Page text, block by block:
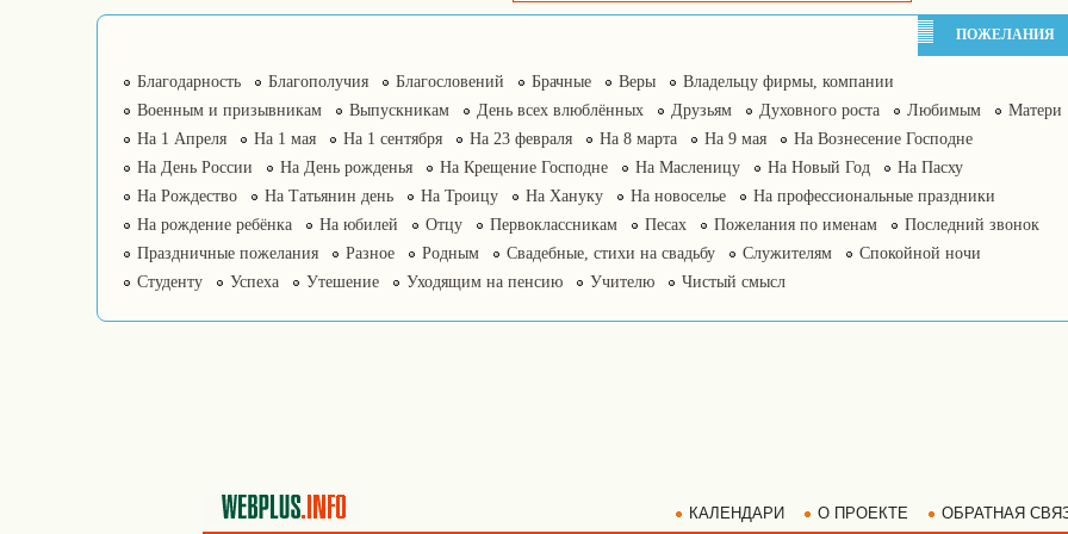
ПОЖЕЛАНИЯ
Благодарность Благополучия Благословений Брачные Веры
Владельцу фирмы, компании
Военным и призывникам
Выпускникам День всех влюблённых Друзьям Духовного роста Любимым
Матери
На 1 Апреля
На 1 мая На 1 сентября На 23 февраля На 8 марта На 9 мая
На Вознесение Господне
На День России
На День рожденья На Крещение Господне На Масленицу На Новый Год
На Пасху
На Рождество
На Татьянин день На Троицу На Хануку На новоселье
На профессиональные праздники
На рождение ребёнка
На юбилей Отцу Первоклассникам Песах Пожелания по именам
Последний звонок
Праздничные пожелания
Разное Родным Свадебные, стихи на свадьбу Служителям
Спокойной ночи
Студенту
Успеха Утешение Уходящим на пенсию Учителю Чистый смысл
КАЛЕНДАРИ О ПРОЕКТЕ ОБРАТНАЯ